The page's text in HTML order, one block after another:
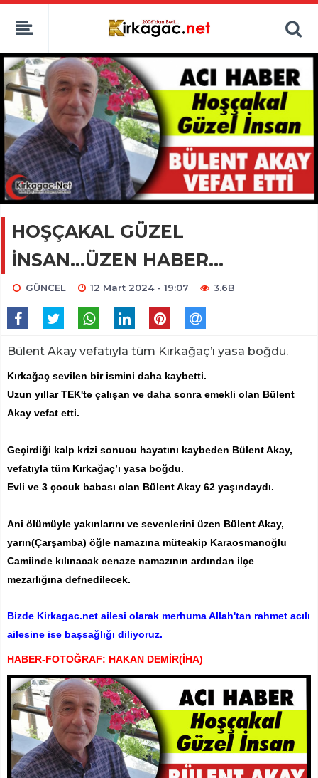
HOŞÇAKAL GÜZEL
İNSAN...ÜZEN HABER...
GÜNCEL 12 Mart 2024 - 19:07 3.6B
Bülent Akay vefatıyla tüm Kırkağaç’ı yasa boğdu.
Kırkağaç sevilen bir ismini daha kaybetti.
Uzun yıllar TEK'te çalışan ve daha sonra emekli olan Bülent
Akay vefat etti.
Geçirdiği kalp krizi sonucu hayatını kaybeden Bülent Akay,
vefatıyla tüm Kırkağaç’ı yasa boğdu.
Evli ve 3 çocuk babası olan Bülent Akay 62 yaşındaydı.
Ani ölümüyle yakınlarını ve sevenlerini üzen Bülent Akay,
yarın(Çarşamba) öğle namazına müteakip Karaosmanoğlu
Camiinde kılınacak cenaze namazının ardından ilçe
mezarlığına defnedilecek.
Bizde Kirkagac.net ailesi olarak merhuma Allah'tan rahmet acılı
ailesine ise başsağlığı diliyoruz.
HABER-FOTOĞRAF: HAKAN DEMİR(İHA)